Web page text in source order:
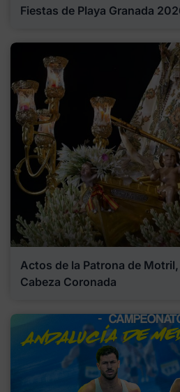
Fiestas de Playa Granada
Actos de la Patrona de
Cabeza Coronada